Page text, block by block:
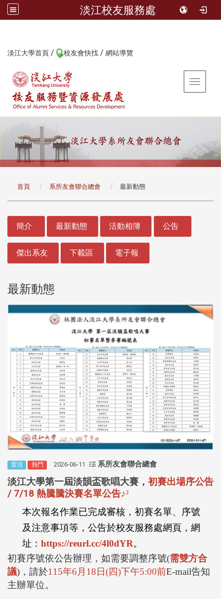
淡江校友服務處
淡江大學首頁 / 校友會快找 / 網站導覽
Toggle
首頁 系所友會聯合總會 最新動態
簡介 最新動態 活動相簿 公告
傑出系友 下載區 電子報
最新動態
置頂 熱門 2026-06-11 系所友會聯合總會
淡江大學第一屆淡韻盃歌唱大賽， 初賽出場序公告
/ 7/18 熱騰騰決賽名單公告♪²
本次報名作業已完成審核，初賽名單、序號
及注意事項等，公告於校友服務處網頁，網
址： https://reurl.cc/4l0dYR。
初賽序號依公告辦理，如需要調整序號(需雙方合
議) ，請於115年6月 18 日(四)下午5:00前E-mail告知
主辦單位。